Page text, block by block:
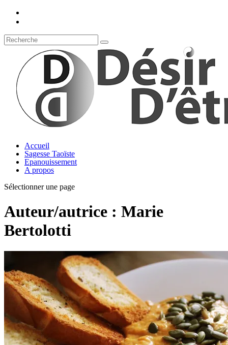
Accueil
Sagesse Taoïste
Epanouissement
A propos
Sélectionner une page
Auteur/autrice : Marie
Bertolotti